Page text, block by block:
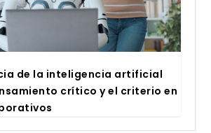
de la inte­li­gen­cia arti­fi­cial
crí­ti­co y el cri­te­rio en